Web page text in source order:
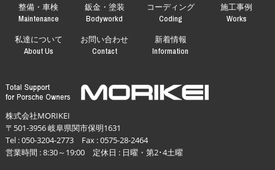
整備・車検
Maintenance
鈑金・塗装
Bodyworkd
コーディング
Coding
施工事例
Works
私達について
About Us
お問い合わせ
Contact
新着情報
Information
株式会社MORIKEI
〒501-3956 岐阜県関市保明1631
Tel :050-3204-2773Fax : 0575-28-2464
営業時間 : 8:30～19:00 定休日 : 日曜・第2･4土曜